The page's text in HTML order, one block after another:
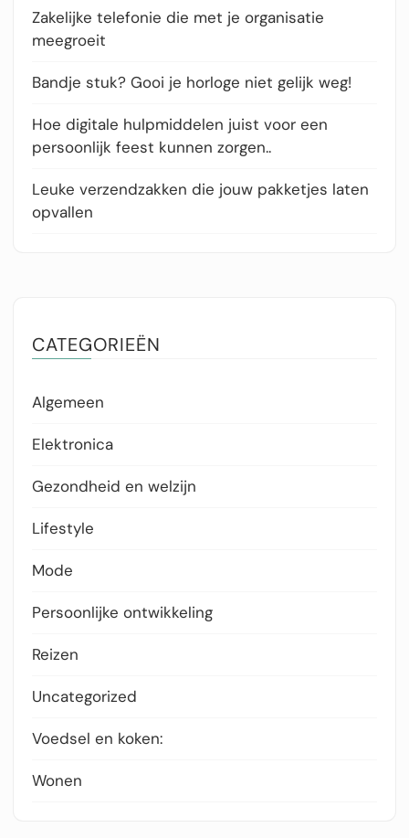
Zakelijke telefonie die met je organisatie
meegroeit
Bandje stuk? Gooi je horloge niet gelijk weg!
Hoe digitale hulpmiddelen juist voor een
persoonlijk feest kunnen zorgen..
Leuke verzendzakken die jouw pakketjes laten
opvallen
CATEGORIEËN
Algemeen
Elektronica
Gezondheid en welzijn
Lifestyle
Mode
Persoonlijke ontwikkeling
Reizen
Uncategorized
Voedsel en koken:
Wonen